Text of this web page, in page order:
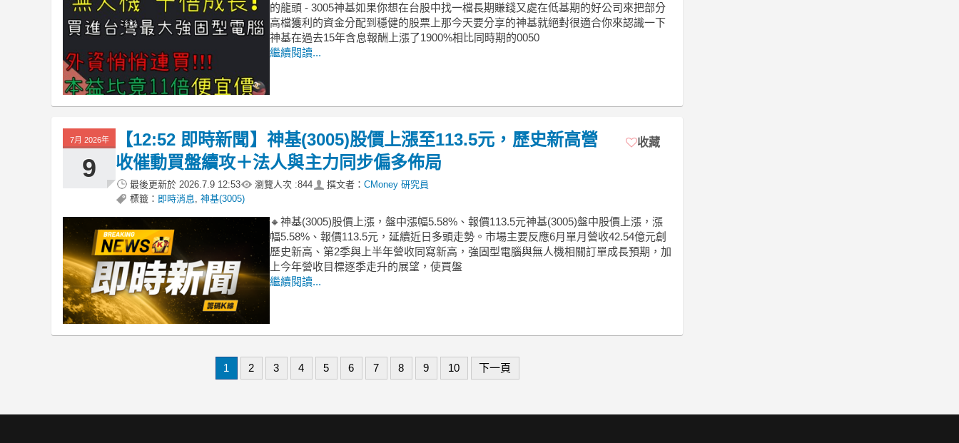
的龍頭 - 3005神基如果你想在台股中找一檔長期賺錢又處在低基期的好公司來把部分
高檔獲利的資金分配到穩健的股票上那今天要分享的神基就絕對很適合你來認識一下
神基在過去15年含息報酬上漲了1900%相比同時期的0050
繼續閱讀...
7月 2026年
9
【12:52 即時新聞】神基(3005)股價上漲至113.5元，歷史新高營
收催動買盤續攻＋法人與主力同步偏多佈局
最後更新於 2026.7.9 12:53 瀏覽人次 :844 撰文者： CMoney 研究員
標籤： 即時消息 神基(3005)
收藏
🔸神基(3005)股價上漲，盤中漲幅5.58%、報價113.5元神基(3005)盤中股價上漲，漲
幅5.58%、報價113.5元，延續近日多頭走勢。市場主要反應6月單月營收42.54億元創
歷史新高、第2季與上半年營收同寫新高，強固型電腦與無人機相關訂單成長預期，加
上今年營收目標逐季走升的展望，使買盤
繼續閱讀...
1 2 3 4 5 6 7 8 9 10 下一頁